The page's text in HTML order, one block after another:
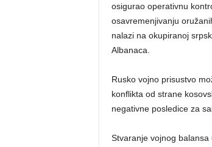
osigurao operativnu
osavremenjivanju
nalazi na okupiranoj
Albanaca.
Rusko vojno prisustvo
konflikta od strane
negativne posledice za
Stvaranje vojnog